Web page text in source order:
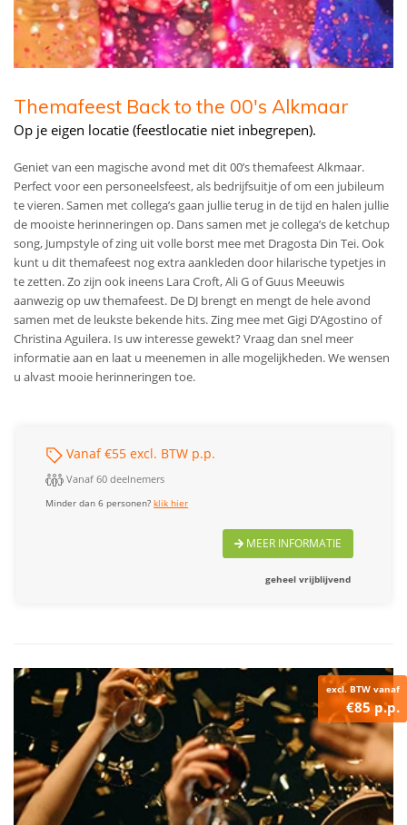
Themafeest Back to the 00's Alkmaar
Op je eigen locatie (feestlocatie niet inbegrepen).
Geniet van een magische avond met dit 00’s themafeest Alkmaar.
Perfect voor een personeelsfeest, als bedrijfsuitje of om een jubileum
te vieren. Samen met collega’s gaan jullie terug in de tijd en halen jullie
de mooiste herinneringen op. Dans samen met je collega’s de ketchup
song, Jumpstyle of zing uit volle borst mee met Dragosta Din Tei. Ook
kunt u dit themafeest nog extra aankleden door hilarische typetjes in
te zetten. Zo zijn ook ineens Lara Croft, Ali G of Guus Meeuwis
aanwezig op uw themafeest. De DJ brengt en mengt de hele avond
samen met de leukste bekende hits. Zing mee met Gigi D’Agostino of
Christina Aguilera. Is uw interesse gewekt? Vraag dan snel meer
informatie aan en laat u meenemen in alle mogelijkheden. We wensen
u alvast mooie herinneringen toe.
Vanaf €55 excl. BTW p.p.
Vanaf 60 deelnemers
Minder dan 6 personen?klik hier
MEER INFORMATIE
geheel vrijblijvend
excl. BTW vanaf
€85 p.p.